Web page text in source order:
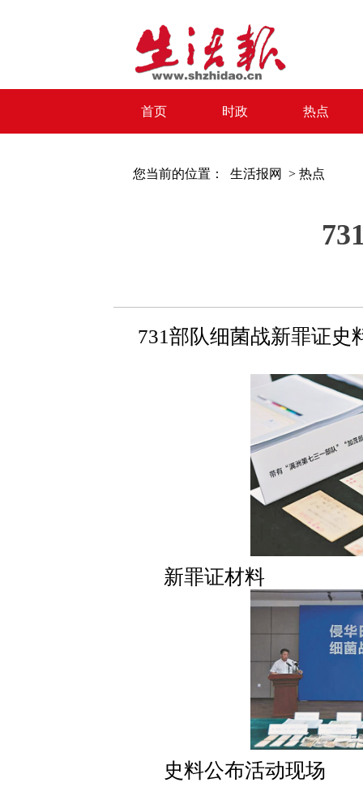
首页 时政 热点
您当前的位置： 生活报网 > 热点
731部队细菌战新罪证史
新罪证材料
史料公布活动现场